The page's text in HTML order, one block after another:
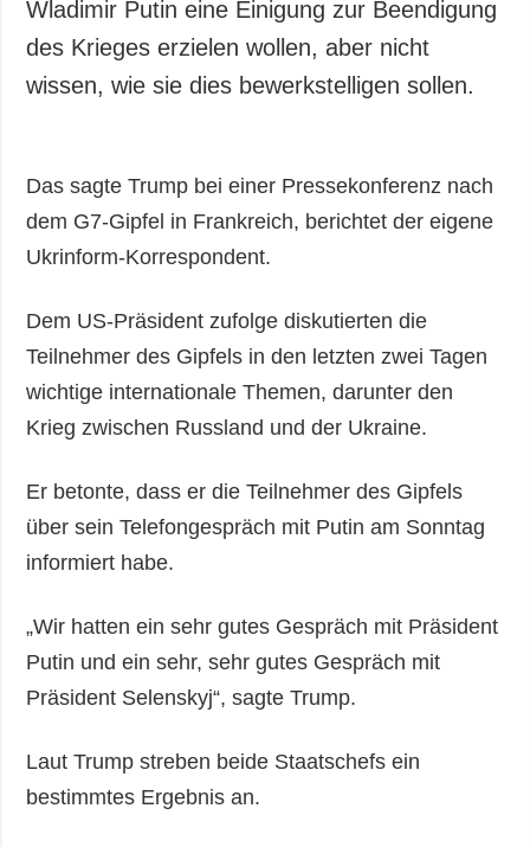
Wladimir Putin eine Einigung zur Beendigung
des Krieges erzielen wollen, aber nicht
wissen, wie sie dies bewerkstelligen sollen.
Das sagte Trump bei einer Pressekonferenz nach
dem G7-Gipfel in Frankreich, berichtet der eigene
Ukrinform-Korrespondent.
Dem US-Präsident zufolge diskutierten die
Teilnehmer des Gipfels in den letzten zwei Tagen
wichtige internationale Themen, darunter den
Krieg zwischen Russland und der Ukraine.
Er betonte, dass er die Teilnehmer des Gipfels
über sein Telefongespräch mit Putin am Sonntag
informiert habe.
„Wir hatten ein sehr gutes Gespräch mit Präsident
Putin und ein sehr, sehr gutes Gespräch mit
Präsident Selenskyj“, sagte Trump.
Laut Trump streben beide Staatschefs ein
bestimmtes Ergebnis an.